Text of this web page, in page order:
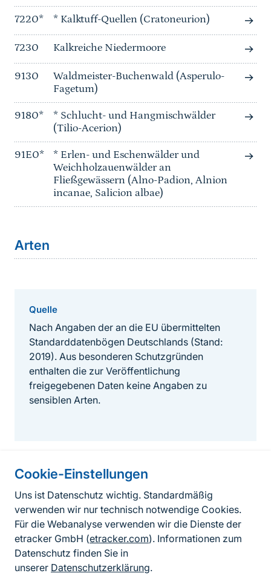
Cookie-Einstellungen
Uns ist Datenschutz wichtig. Standardmäßig
verwenden wir nur technisch notwendige Cookies.
Für die Webanalyse verwenden wir die Dienste der
etracker GmbH (etracker.com). Informationen zum
Datenschutz finden Sie in
unserer Datenschutzerklärung.
7220* * Kalktuff-Quellen (Cratoneurion)
7230 Kalkreiche Niedermoore
9130
Waldmeister-Buchenwald (Asperulo-
Fagetum)
9180*
* Schlucht- und Hangmischwälder
(Tilio-Acerion)
91E0*
* Erlen- und Eschenwälder und
Weichholzauenwälder an
Fließgewässern (Alno-Padion, Alnion
incanae, Salicion albae)
Arten
Quelle
Nach Angaben der an die EU übermittelten
Standarddatenbögen Deutschlands (Stand:
2019). Aus besonderen Schutzgründen
enthalten die zur Veröffentlichung
freigegebenen Daten keine Angaben zu
sensiblen Arten.
Informationen zur Seite
FußzeileKontakt zum BfN
Kontaktformular
Erklärung zur Barrierefreiheit